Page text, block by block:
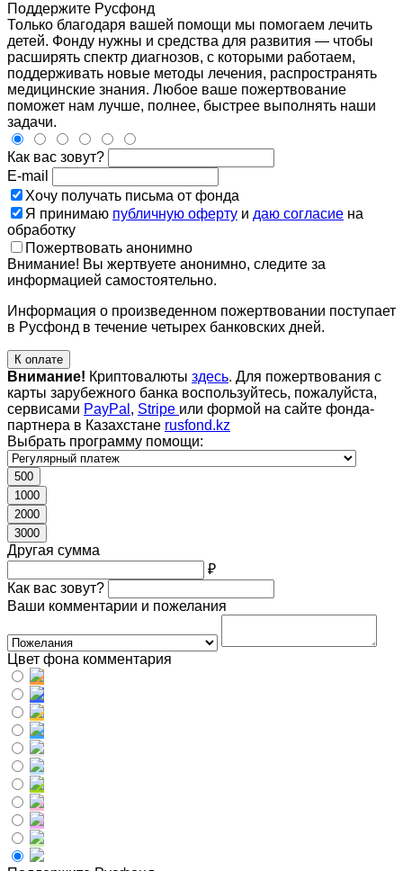
Поддержите Русфонд
Только благодаря вашей помощи мы помогаем лечить
детей. Фонду нужны и средства для развития — чтобы
расширять спектр диагнозов, с которыми работаем,
поддерживать новые методы лечения, распространять
медицинские знания. Любое ваше пожертвование
поможет нам лучше, полнее, быстрее выполнять наши
задачи.
Как вас зовут?
E-mail
Хочу получать письма от фонда
Я принимаю публичную оферту и даю согласие на
обработку
Пожертвовать анонимно
Внимание! Вы жертвуете анонимно, следите за
информацией самостоятельно.
Информация о произведенном пожертвовании поступает
в Русфонд в течение четырех банковских дней.
К оплате
Внимание! Криптовалюты здесь. Для пожертвования с
карты зарубежного банка воспользуйтесь, пожалуйста,
сервисами PayPal , Stripe или формой на сайте фонда-
партнера в Казахстане rusfond.kz
Выбрать программу помощи:
500
1000
2000
3000
Другая сумма
₽
Как вас зовут?
Ваши комментарии и пожелания
Цвет фона комментария